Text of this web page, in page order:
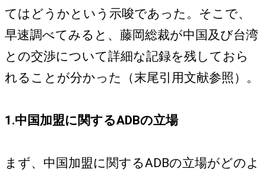
てはどうかという示唆であった。そこで、
早速調べてみると、藤岡総裁が中国及び台湾
との交渉について詳細な記録を残しておら
れることが分かった（末尾引用文献参照）。
1.中国加盟に関するADBの立場
まず、中国加盟に関するADBの立場がどのよ